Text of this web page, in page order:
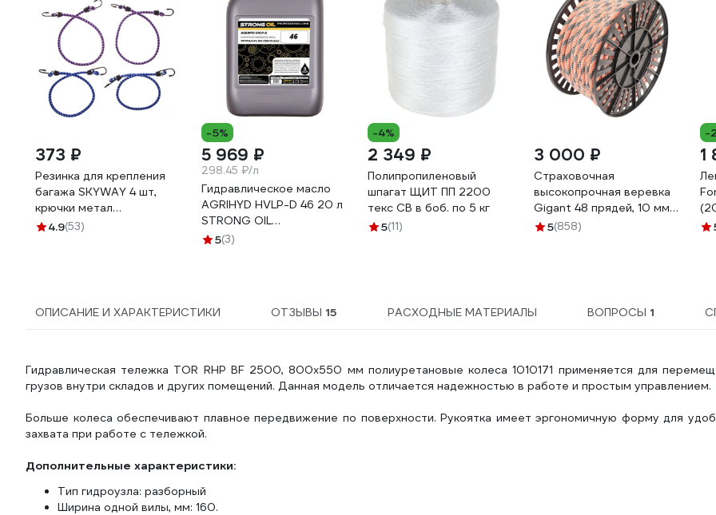
373 ₽
Резинка для крепления
багажа SKYWAY 4 шт,
крючки метал
S06001003
4.9(53)
-5%
5 969 ₽
298.45 ₽/л
Гидравлическое масло
AGRIHYD HVLP-D 46 20 л
STRONG OIL
0001474470-SO
5(3)
-4%
2 349 ₽
Полипропиленовый
шпагат ЩИТ ПП 2200
текс СВ в боб. по 5 кг
5(11)
3 000 ₽
Страховочная
высокопрочная веревка
Gigant 48 прядей, 10 мм
х50 м HRS-08
5(858)
-
1
ОПИСАНИЕ И ХАРАКТЕРИСТИКИ ОТЗЫВЫ 15 РАСХОДНЫЕ МАТЕРИАЛЫ ВОПРОСЫ 1
Гидравлическая тележка TOR RHP BF 2500, 800x550 мм полиуретановые колеса 1010171 применяется для
грузов внутри складов и других помещений. Данная модель отличается надежностью в работе и простым управлением.
Больше колеса обеспечивают плавное передвижение по поверхности. Рукоятка имеет эргономичную форму для
захвата при работе с тележкой.
Дополнительные характеристики:
Тип гидроузла: разборный
Ширина одной вилы, мм: 160.